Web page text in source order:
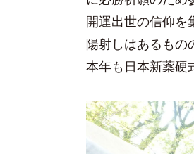
開運出世の信仰を
陽射しはあるもの
本年も日本新薬硬